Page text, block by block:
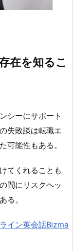
在を知るこ
シーにサポート
失敗談は転職エ
可能性もある。
てくれることも
間にリスクヘッ
る。
イン英会話Bizma